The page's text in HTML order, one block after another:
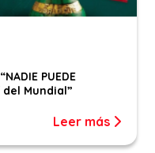
PUEDE
del Mundial”
Leer más